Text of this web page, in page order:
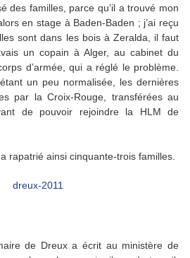
des familles, parce qu’il a trouvé mon
en stage à Baden-Baden ; j’ai reçu
sont dans les bois à Zeralda, il faut
un copain à Alger, au cabinet du
d’armée, qui a réglé le problème.
un peu normalisée, les dernières
par la Croix-Rouge, transférées au
de pouvoir rejoindre la HLM de
rapatrié ainsi cinquante-trois familles.
de Dreux a écrit au ministère de